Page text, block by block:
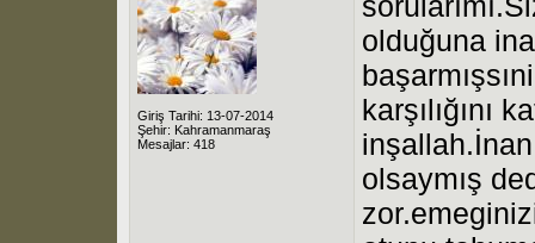
Giriş Tarihi: 13-07-2014
Şehir: Kahramanmaraş
Mesajlar: 418
olduğuna
karşılığını
olsaymış